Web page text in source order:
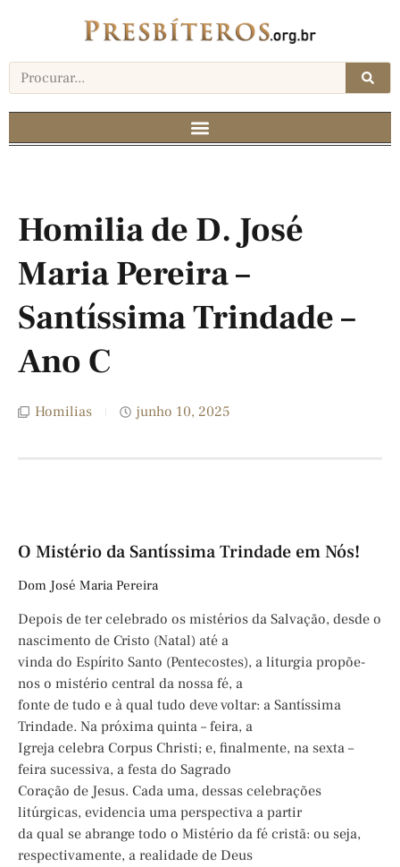
Homilia de D. José
Maria Pereira –
Santíssima Trindade –
Ano C
Homilias junho 10, 2025
O Mistério da Santíssima Trindade em Nós!
Dom José Maria Pereira
Depois de ter celebrado os mistérios da Salvação, desde o
nascimento de Cristo (Natal) até a
vinda do Espírito Santo (Pentecostes), a liturgia propõe-
nos o mistério central da nossa fé, a
fonte de tudo e à qual tudo deve voltar: a Santíssima
Trindade. Na próxima quinta – feira, a
Igreja celebra Corpus Christi; e, finalmente, na sexta –
feira sucessiva, a festa do Sagrado
Coração de Jesus. Cada uma, dessas celebrações
litúrgicas, evidencia uma perspectiva a partir
da qual se abrange todo o Mistério da fé cristã: ou seja,
respectivamente, a realidade de Deus